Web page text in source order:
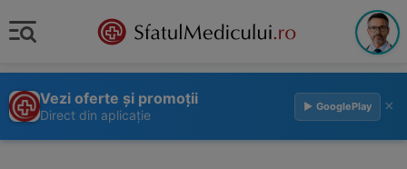
Vezi oferte și promoții
Direct din aplicație
▶ GooglePlay ×